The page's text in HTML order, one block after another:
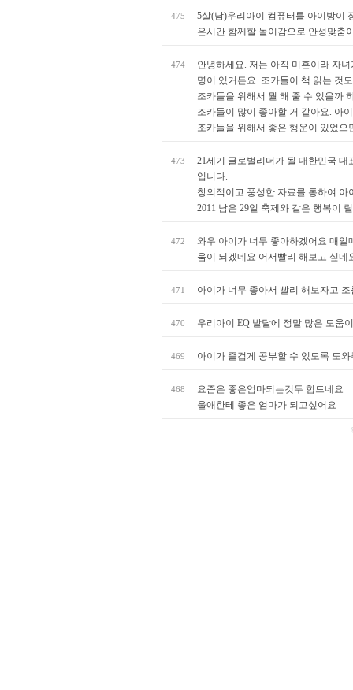
475
5살(남)우리아이 컴퓨터를 아이방이
은시간 함께할 놀이감으로 안성맞춤
474
안녕하세요. 저는 아직 미혼이라 자
명이 있거든요. 조카들이 책 읽는 것
조카들을 위해서 뭘 해 줄 수 있을까
조카들이 많이 좋아할 거 같아요. 아
조카들을 위해서 좋은 행운이 있었
473
21세기 글로벌리더가 될 대한민국
입니다.
창의적이고 풍성한 자료를 통하여
2011 남은 29일 축제와 같은 행복이
472
와우 아이가 너무 좋아하겠어요 매일
움이 되겠네요 어서빨리 해보고 싶
471 아이가 너무 좋아서 빨리 해보자고
470 우리아이 EQ 발달에 정말 많은 도움
469 아이가 즐겁게 공부할 수 있도록 도
468
요즘은 좋은엄마되는것두 힘드네요
울애한테 좋은 엄마가 되고싶어요